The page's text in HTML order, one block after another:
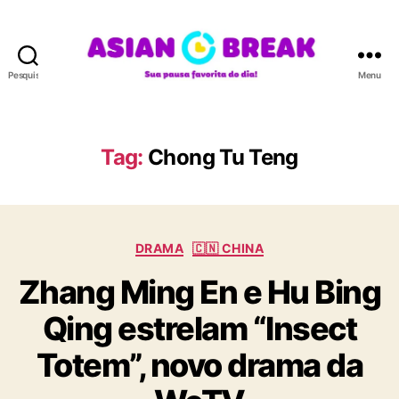
Pesquisar
A
N
R
A
Menu
Tag: Chong Tu Teng
C
t
e
g
o
r
i
DRAMA 🇨🇳 CHINA
Zhang Ming En e Hu Bing
Qing estrelam “Insect
Totem”, novo drama da